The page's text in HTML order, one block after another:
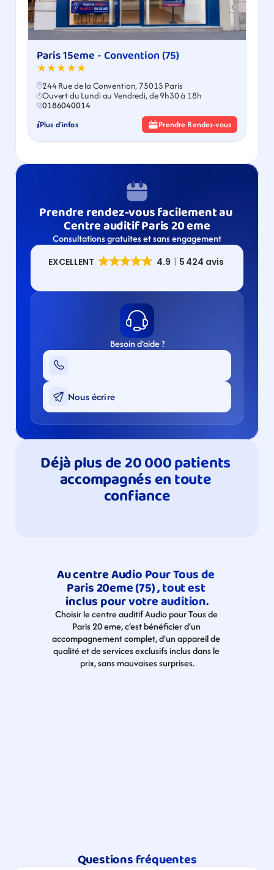
Paris 15eme - Convention (75)
★★★★★
244 Rue de la Convention, 75015 Paris
Ouvert du Lundi au Vendredi, de 9h30 à 18h
0186040014
Plus d'infos Prendre Rendez-vous
Prendre rendez-vous facilement au
Centre auditif Paris 20 eme
Consultations gratuites et sans engagement
Besoin d’aide ?
Nous écrire
Déjà plus de 20 000 patients
accompagnés en toute
confiance
Au centre Audio Pour Tous de
Paris 20eme (75) , tout est
inclus pour votre audition.
Choisir le centre auditif Audio pour Tous de
Paris 20 eme, c’est bénéficier d’un
accompagnement complet, d’un appareil de
qualité et de services exclusifs inclus dans le
prix, sans mauvaises surprises.
Questions fréquentes